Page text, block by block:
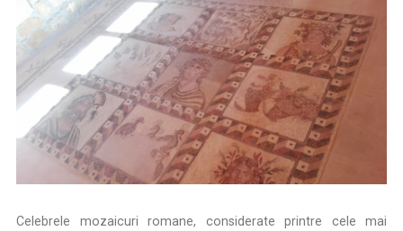
Celebrele mozaicuri romane, considerate printre cele mai